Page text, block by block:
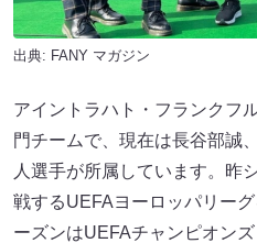
出典: FANY マガジン
アイントラハト・フランクフ
門チームで、現在は長谷部誠
人選手が所属しています。昨
戦するUEFAヨーロッパリー
ーズンはUEFAチャンピオン